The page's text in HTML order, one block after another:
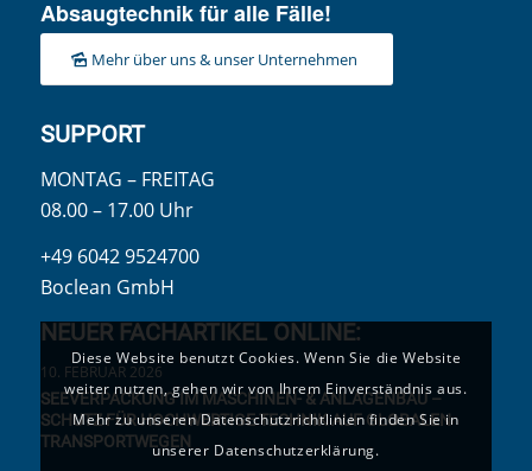
Absaugtechnik für alle Fälle!
Mehr über uns & unser Unternehmen
SUPPORT
MONTAG – FREITAG
08.00 – 17.00 Uhr
+49 6042 9524700
Boclean GmbH
NEUER FACHARTIKEL ONLINE:
10. FEBRUAR 2026
SEEVERPACKUNG IM MASCHINEN- & ANLAGENBAU –
SCHUTZ FÜR HOCHWERTIGE TECHNIK AUF GLOBALEN
TRANSPORTWEGEN
Diese Website benutzt Cookies. Wenn Sie die Website
weiter nutzen, gehen wir von Ihrem Einverständnis aus.
Mehr zu unseren Datenschutzrichtlinien finden Sie in
unserer Datenschutzerklärung.